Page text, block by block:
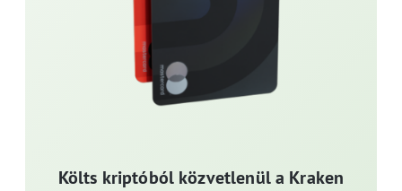
Költs kriptóból közvetlenül a Kraken